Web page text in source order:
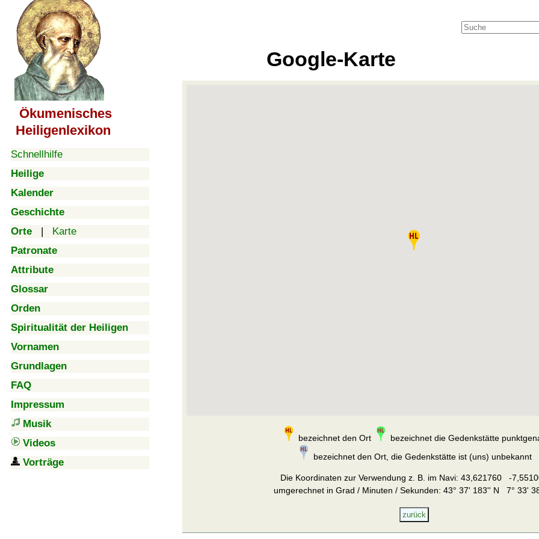
Ökumenisches
Heiligenlexikon
Schnellhilfe
Heilige
Kalender
Geschichte
Orte | Karte
Patronate
Attribute
Glossar
Orden
Spiritualität der Heiligen
Vornamen
Grundlagen
FAQ
Impressum
Musik
Videos
Vorträge
Google-Karte
bezeichnet den Ort
bezeichnet die Gedenkstätte
bezeichnet den Ort, die Gedenkstätte ist (uns) unbekannt
Die Koordinaten zur Verwendung z. B. im Navi: 43,621760 -
umgerechnet in Grad / Minuten / Sekunden: 43° 37' 183'' N 7° 33'